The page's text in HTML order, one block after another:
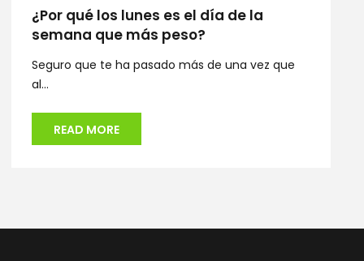
¿Por qué los lunes es el día de la
semana que más peso?
Seguro que te ha pasado más de una vez que
al...
READ MORE